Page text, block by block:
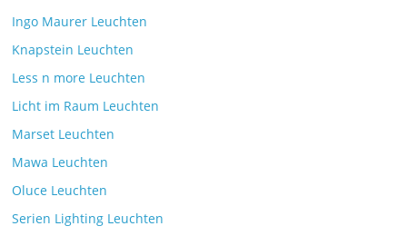
Ingo Maurer Leuchten
Knapstein Leuchten
Less n more Leuchten
Licht im Raum Leuchten
Marset Leuchten
Mawa Leuchten
Oluce Leuchten
Serien Lighting Leuchten